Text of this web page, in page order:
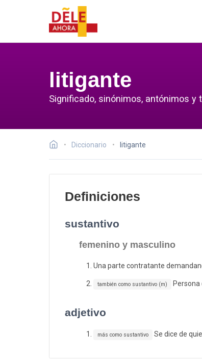
litigante
Significado, sinónimos, antónimos
Diccionario litigante
Definiciones
sustantivo
femenino y masculino
Una parte contratante
también como sustantivo (m) Persona
adjetivo
más como sustantivo Se dice de